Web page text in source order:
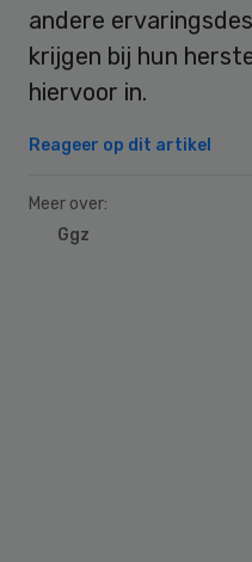
andere
krijgen bij hun
hiervoor in.
Reageer op dit artikel
Meer over:
Ggz